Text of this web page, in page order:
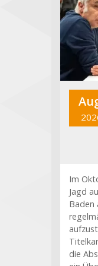
Im
Jagd
Baden
die